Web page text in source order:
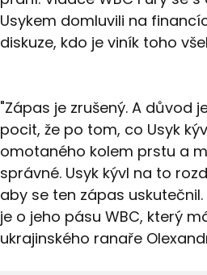
Usykem domluvili na
diskuze, kdo je viník toho
"Zápas je zrušený. A důvod
pocit, že po tom, co Usyk
omotaného kolem prstu a
správné. Usyk kývl na to
aby se ten zápas
je o jeho pásu WBC, který
ukrajinského ranaře